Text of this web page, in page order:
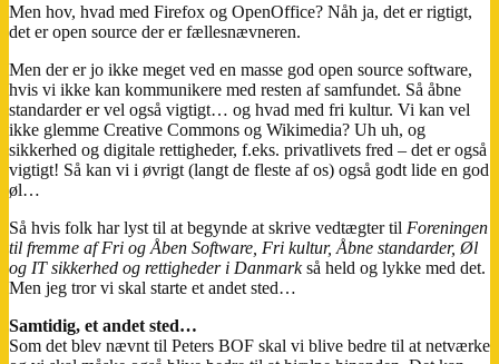
Men hov, hvad med Firefox og OpenOffice? Nåh ja, det er rigtigt,
det er open source der er fællesnævneren.
Men der er jo ikke meget ved en masse god open source software,
hvis vi ikke kan kommunikere med resten af samfundet. Så åbne
standarder er vel også vigtigt… og hvad med fri kultur. Vi kan vel
ikke glemme Creative Commons og Wikimedia? Uh uh, og
sikkerhed og digitale rettigheder, f.eks. privatlivets fred – det er også
vigtigt! Så kan vi i øvrigt (langt de fleste af os) også godt lide en god
øl…
Så hvis folk har lyst til at begynde at skrive vedtægter til Foreningen
til fremme af Fri og Åben Software, Fri kultur, Åbne standarder, Øl
og IT sikkerhed og rettigheder i Danmarkså held og lykke med det.
Men jeg tror vi skal starte et andet sted…
Samtidig, et andet sted…
Som det blev nævnt til Peters BOF skal vi blive bedre til at netværke